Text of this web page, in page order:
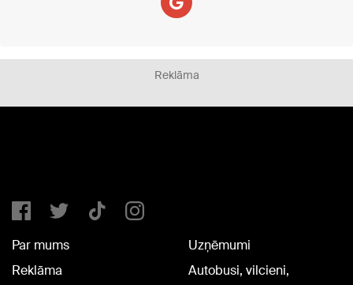
Reklāma
Par mums
Reklāma
Uzņēmumi
Autobusi, vilcieni,